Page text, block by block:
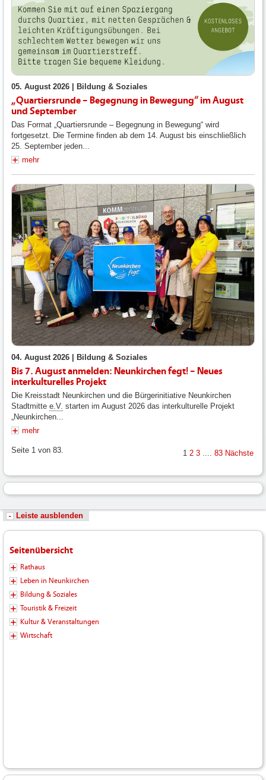
05. August 2026 | Bildung & Soziales
„Quartiersrunde – Begegnung in Bewegung“ im August
und September
Das Format „Quartiersrunde – Begegnung in Bewegung“ wird
fortgesetzt. Die Termine finden ab dem 14. August bis einschließlich
25. September jeden...
mehr
04. August 2026 | Bildung & Soziales
Bis 7. August anmelden: Neunkirchen fegt! – Neues
interkulturelles Projekt
Die Kreisstadt Neunkirchen und die Bürgerinitiative Neunkirchen
Stadtmitte e.V. starten im August 2026 das interkulturelle Projekt
„Neunkirchen...
mehr
Seite 1 von 83. 1 2 3 83 Nächste
Leiste ausblenden
Seitenübersicht
Rathaus
Leben in Neunkirchen
Bildung & Soziales
Touristik & Freizeit
Kultur & Veranstaltungen
Wirtschaft